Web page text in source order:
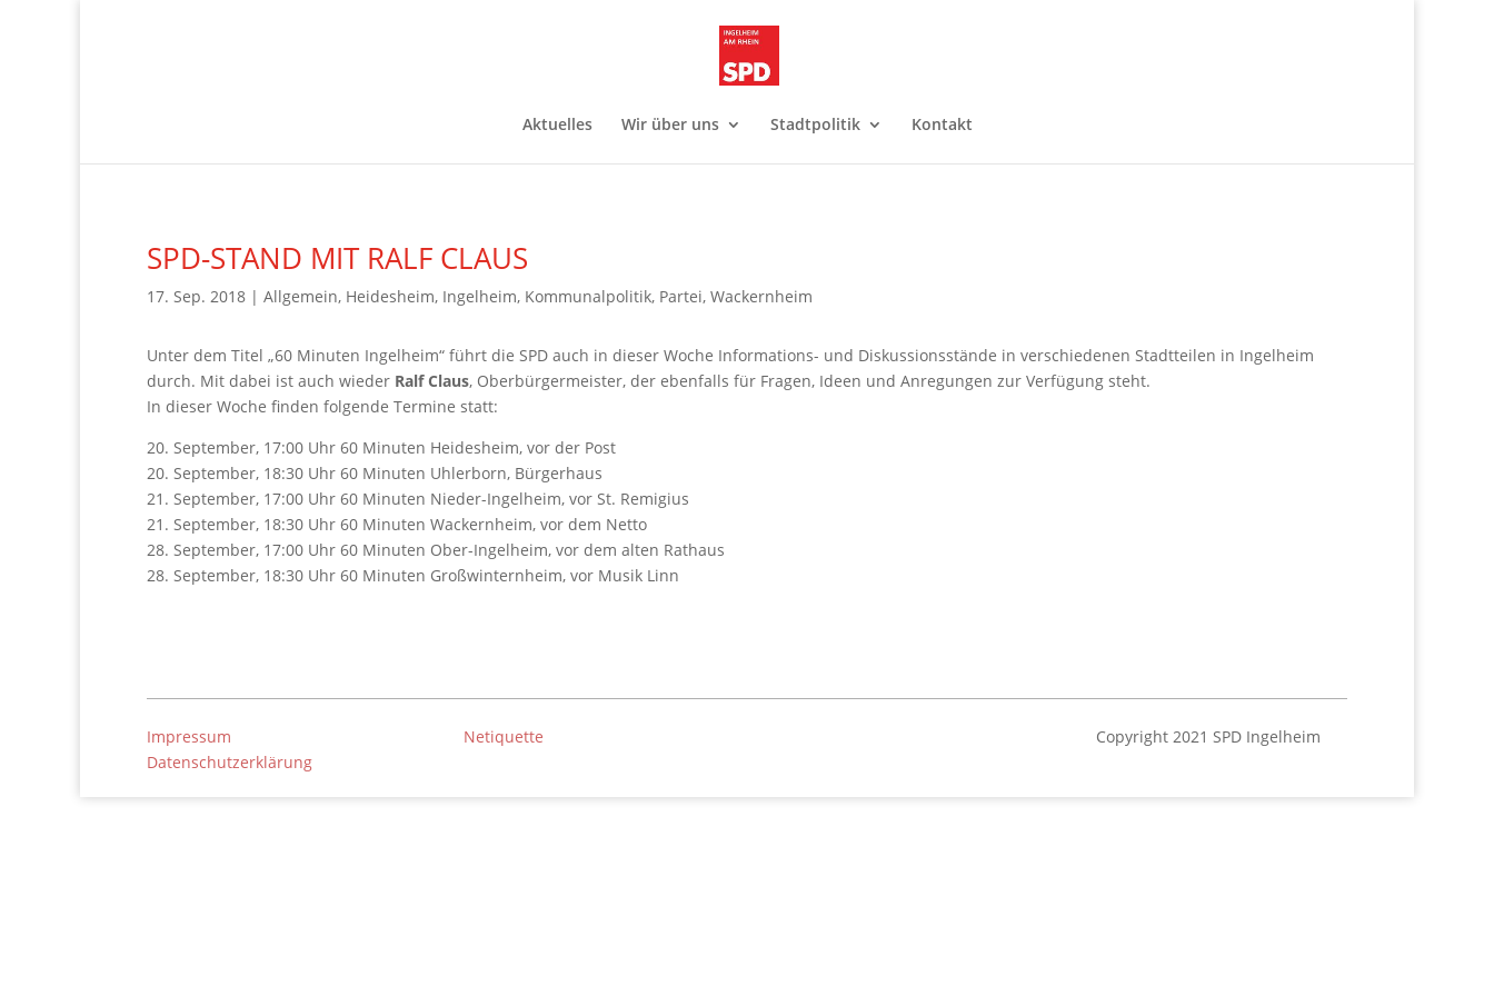
Aktuelles Wir über uns Stadtpolitik Kontakt
SPD-STAND MIT RALF CLAUS
17. Sep. 2018 | Allgemein, Heidesheim, Ingelheim, Kommunalpolitik, Partei, Wackernheim
Unter dem Titel „60 Minuten Ingelheim“ führt die SPD auch in dieser Woche Informations- und Diskussionsstände in verschiedenen Stadtteilen in Ingelheim
durch. Mit dabei ist auch wieder Ralf Claus, Oberbürgermeister, der ebenfalls für Fragen, Ideen und Anregungen zur Verfügung steht.
In dieser Woche finden folgende Termine statt:
20. September, 17:00 Uhr 60 Minuten Heidesheim, vor der Post
20. September, 18:30 Uhr 60 Minuten Uhlerborn, Bürgerhaus
21. September, 17:00 Uhr 60 Minuten Nieder-Ingelheim, vor St. Remigius
21. September, 18:30 Uhr 60 Minuten Wackernheim, vor dem Netto
28. September, 17:00 Uhr 60 Minuten Ober-Ingelheim, vor dem alten Rathaus
28. September, 18:30 Uhr 60 Minuten Großwinternheim, vor Musik Linn
Impressum
Datenschutzerklärung
Netiquette Copyright 2021 SPD Ingelheim